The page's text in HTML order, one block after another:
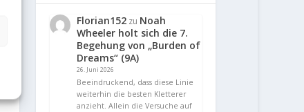
Florian152 zu Noah
Wheeler holt sich die 7.
Begehung von „Burden of
Dreams“ (9A)
26. Juni 2026
Beeindruckend, dass diese Linie
weiterhin die besten Kletterer
anzieht. Allein die Versuche auf